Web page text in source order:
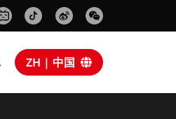
ZH | 中国